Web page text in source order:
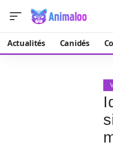
Actualités Canidés